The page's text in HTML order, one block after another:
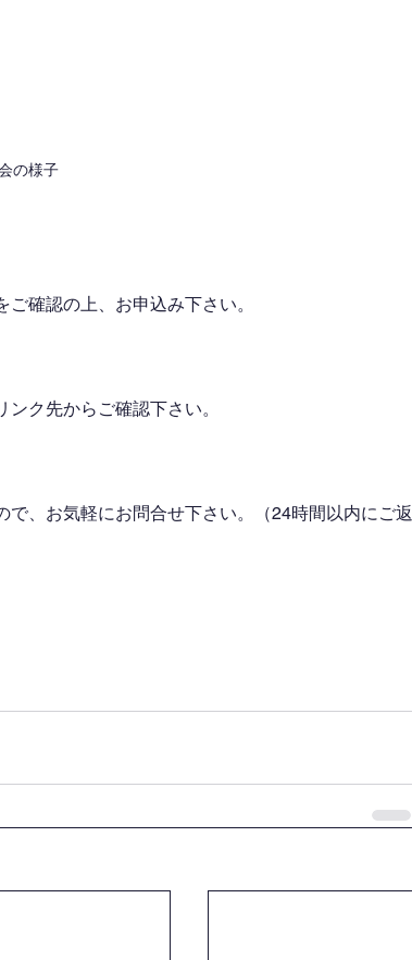
の様子
確認の上、お申込み下さい。
ク先からご確認下さい。
、お気軽にお問合せ下さい。（24時間以内にご返